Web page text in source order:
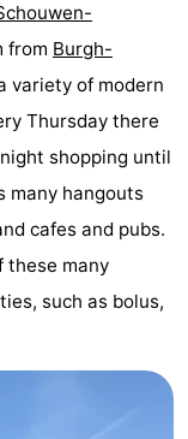
from Burgh-
variety of modern
Thursday there
shopping until
many hangouts
cafes and pubs.
these many
such as bolus,